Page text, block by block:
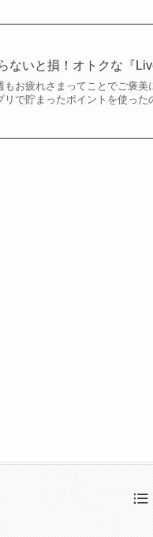
ないと損！オトクな『
もお疲れさまってことでご褒
リで貯まったポイントを使っ